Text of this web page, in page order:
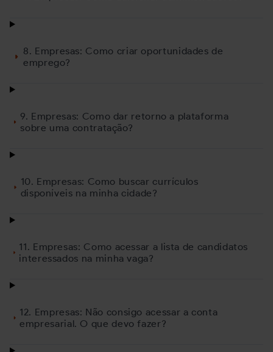
8. Empresas: Como criar oportunidades de
emprego?
9. Empresas: Como dar retorno a plataforma
sobre uma contratação?
10. Empresas: Como buscar currículos
disponíveis na minha cidade?
11. Empresas: Como acessar a lista de candidatos
interessados na minha vaga?
12. Empresas: Não consigo acessar a conta
empresarial. O que devo fazer?